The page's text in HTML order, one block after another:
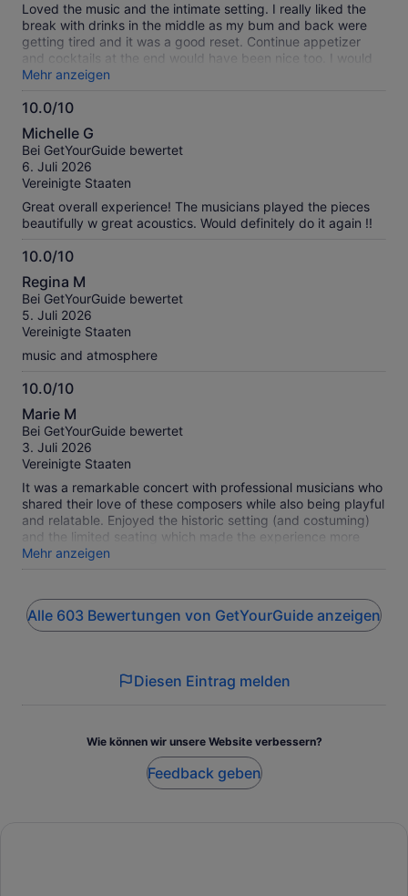
Loved the music and the intimate setting. I really liked the
break with drinks in the middle as my bum and back were
getting tired and it was a good reset. Continue appetizer
and cocktails at the end would have been nice too. I would
have stayed longer.
Mehr anzeigen
10.0/10
10.0
von
10
Michelle G
Bei GetYourGuide bewertet
6. Juli 2026
Vereinigte Staaten
Great overall experience! The musicians played the pieces
beautifully w great acoustics. Would definitely do it again !!
10.0/10
10.0
von
10
Regina M
Bei GetYourGuide bewertet
5. Juli 2026
Vereinigte Staaten
music and atmosphere
10.0/10
10.0
von
10
Marie M
Bei GetYourGuide bewertet
3. Juli 2026
Vereinigte Staaten
It was a remarkable concert with professional musicians who
shared their love of these composers while also being playful
and relatable. Enjoyed the historic setting (and costuming)
and the limited seating which made the experience more
memorable.
Mehr anzeigen
Alle 603 Bewertungen von GetYourGuide anzeigen
Diesen Eintrag melden
Wie können wir unsere Website verbessern?
Feedback geben